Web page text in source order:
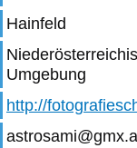
Hainfeld
Umgebung
http://